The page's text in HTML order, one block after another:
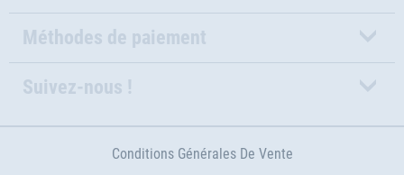
Méthodes de paiement
Suivez-nous !
Conditions Générales De Vente